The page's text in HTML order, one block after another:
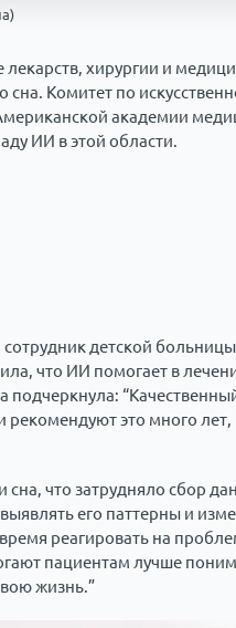
хирургии и
сна. Комитет по
академии
ИИ в этой области.
детской
что ИИ помогает в
это много лет,
что затрудняло сбор
его паттерны и
реагировать на
пациентам лучше
жизнь.”